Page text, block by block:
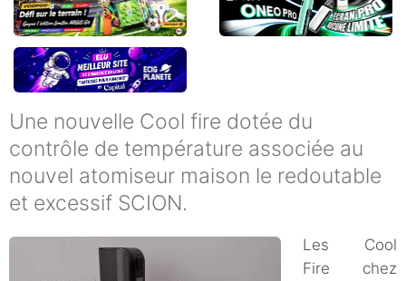
Une nouvelle Cool fire dotée du
contrôle de température associée au
nouvel atomiseur maison le redoutable
et excessif SCION.
Les Cool
Fire chez